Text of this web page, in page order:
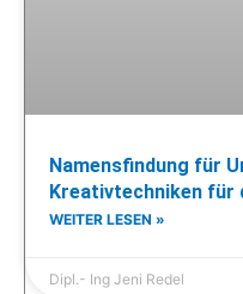
Namensfindung für
Kreativtechniken für
WEITER LESEN »
Dipl.- Ing Jeni Redel